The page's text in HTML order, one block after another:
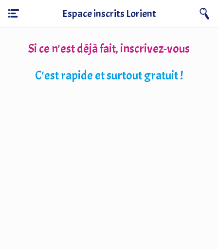
Espace inscrits Lorient
Si ce n'est déjà fait, inscrivez-vous
C'est rapide et surtout gratuit !